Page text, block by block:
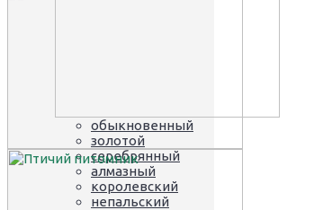
обыкновенный
золотой
серебрянный
алмазный
королевский
непальский